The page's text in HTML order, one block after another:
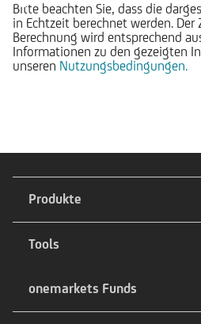
Bitte beachten Sie, dass die
in Echtzeit berechnet werden.
Berechnung wird entsprechend
Informationen zu den gezeigten
unseren Nutzungsbedingungen.
Produkte
Tools
onemarkets Funds